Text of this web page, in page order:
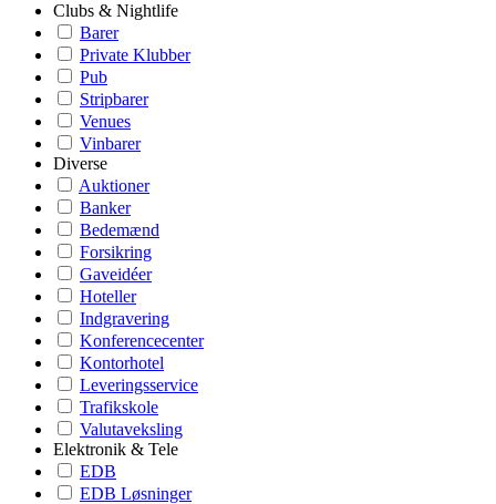
Clubs & Nightlife
Barer
Private Klubber
Pub
Stripbarer
Venues
Vinbarer
Diverse
Auktioner
Banker
Bedemænd
Forsikring
Gaveidéer
Hoteller
Indgravering
Konferencecenter
Kontorhotel
Leveringsservice
Trafikskole
Valutaveksling
Elektronik & Tele
EDB
EDB Løsninger